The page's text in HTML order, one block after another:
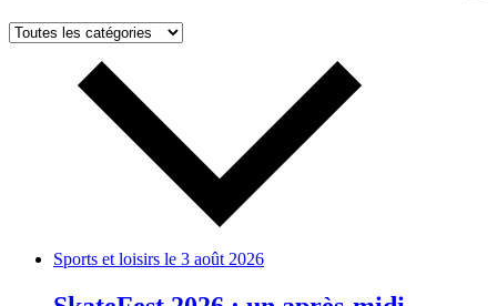
Sports et loisirs le 3 août 2026